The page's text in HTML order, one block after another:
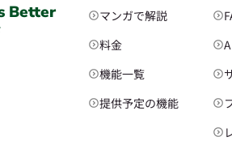
Better
マンガで解説
料金
機能一覧
提供予定の機能